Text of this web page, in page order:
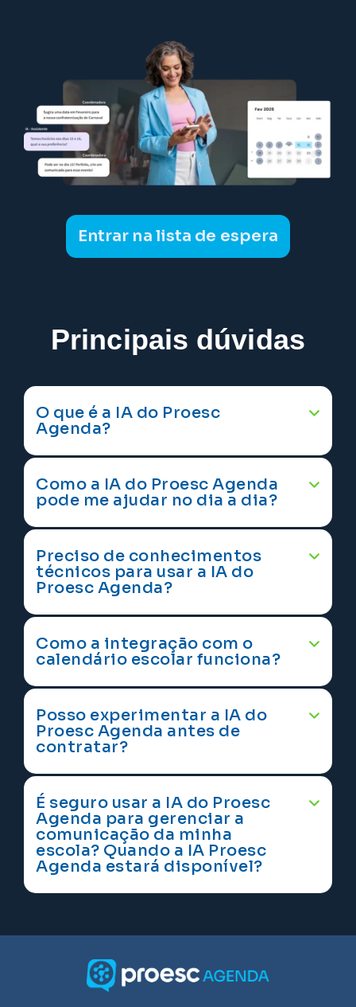
Entrar na lista de espera
Principais dúvidas
O que é a IA do Proesc
Agenda?
Como a IA do Proesc Agenda
pode me ajudar no dia a dia?
Preciso de conhecimentos
técnicos para usar a IA do
Proesc Agenda?
Como a integração com o
calendário escolar funciona?
Posso experimentar a IA do
Proesc Agenda antes de
contratar?
É seguro usar a IA do Proesc
Agenda para gerenciar a
comunicação da minha
escola? Quando a IA Proesc
Agenda estará disponível?